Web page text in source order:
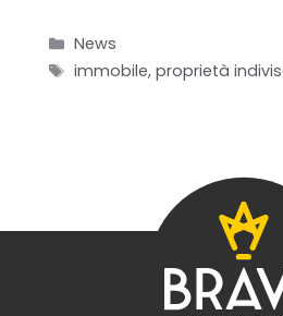
Categorie
News
Tag
immobile,proprietà